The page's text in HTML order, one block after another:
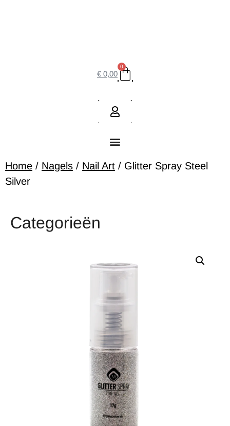
€ 0,00
0
Home / Nagels / Nail Art / Glitter Spray Steel
Silver
Categorieën